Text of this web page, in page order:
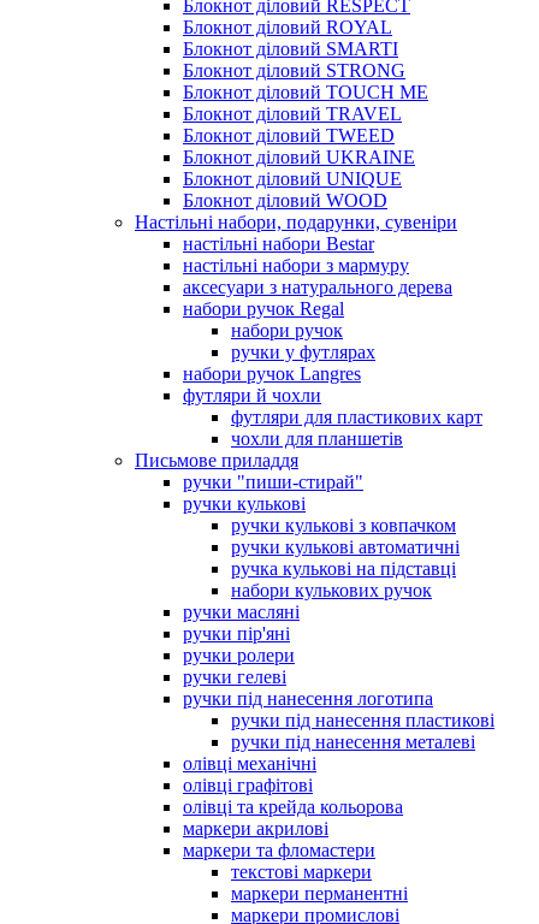
Блокнот діловий RESPECT
Блокнот діловий ROYAL
Блокнот діловий SMARTI
Блокнот діловий STRONG
Блокнот діловий TOUCH ME
Блокнот діловий TRAVEL
Блокнот діловий TWEED
Блокнот діловий UKRAINE
Блокнот діловий UNIQUE
Блокнот діловий WOOD
Настільні набори, подарунки, сувеніри
настільні набори Bestar
настільні набори з мармуру
аксесуари з натурального дерева
набори ручок Regal
набори ручок
ручки у футлярах
набори ручок Langres
футляри й чохли
футляри для пластикових карт
чохли для планшетів
Письмове приладдя
ручки "пиши-стирай"
ручки кулькові
ручки кулькові з ковпачком
ручки кулькові автоматичні
ручка кулькові на підставці
набори кулькових ручок
ручки масляні
ручки пір'яні
ручки ролери
ручки гелеві
ручки під нанесення логотипа
ручки під нанесення пластикові
ручки під нанесення металеві
олівці механічні
олівці графітові
олівці та крейда кольорова
маркери акрилові
маркери та фломастери
текстові маркери
маркери перманентні
маркери промислові